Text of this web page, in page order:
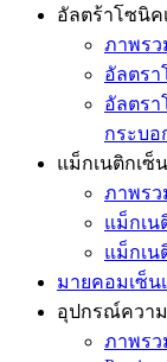
อัลตร้าโซนิค
ภาพร
อัลตรา
อัลตรา
กระบอ
แม็กเนติกเซ็
ภาพร
แม็กเน
แม็กเน
มายคอมเซ็น
อุปกรณ์ควา
ภาพร